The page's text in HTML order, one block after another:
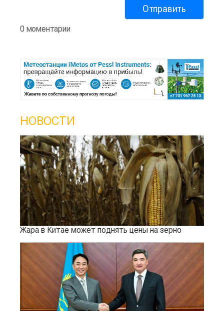
0 моментарии
НОВОСТИ
Жара в Китае может поднять цены на зерно